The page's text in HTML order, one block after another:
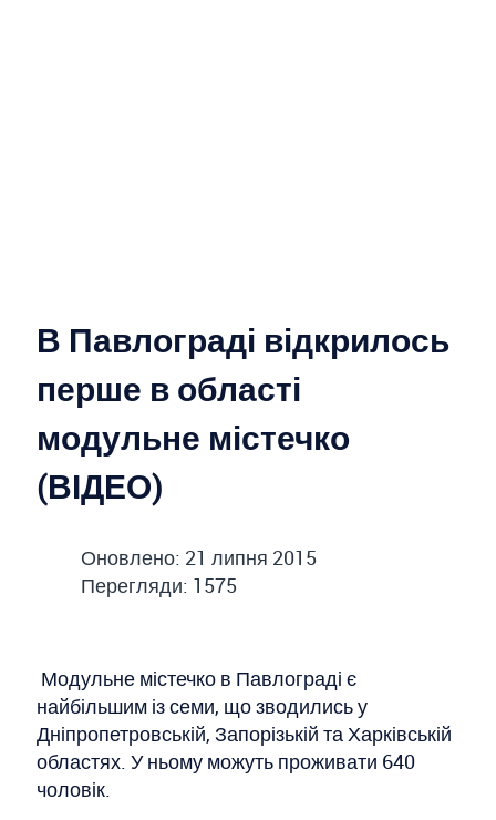
В Павлограді відкрилось
перше в області
модульне містечко
(ВІДЕО)
Оновлено: 21 липня 2015
Перегляди: 1575
Модульне містечко в Павлограді є
найбільшим із семи, що зводились у
Дніпропетровській, Запорізькій та Харківській
областях. У ньому можуть проживати 640
чоловік.